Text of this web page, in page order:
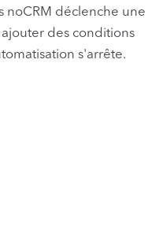
déclenche une
des conditions
s'arrête.